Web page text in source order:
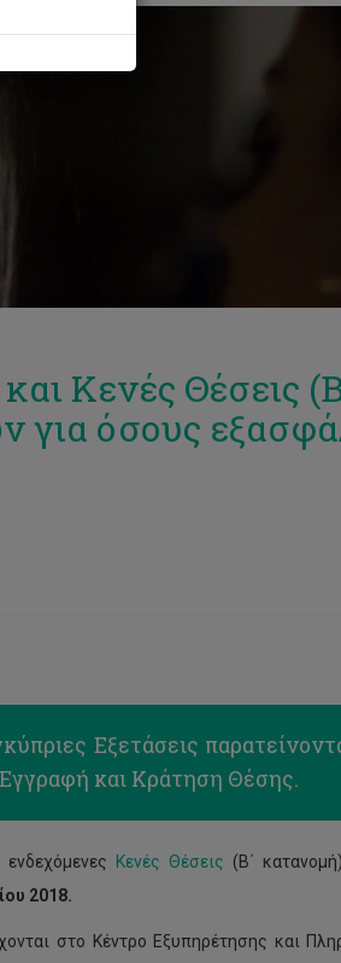
Κενές Θέσεις
όσους
Εξετάσεις
και Κράτηση Θέσης.
ενδεχόμενες Κενές Θέσεις (Β΄
2018.
στο Κέντρο Εξυπηρέτησης και